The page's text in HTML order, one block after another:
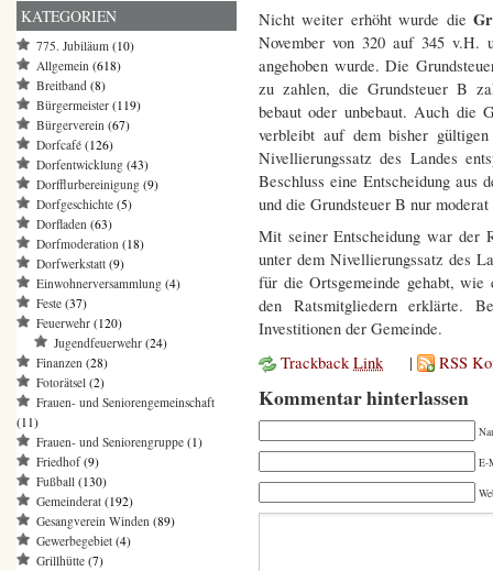
Nicht weiter erhöht wurde die
November von 320 auf 345 v.H.
angehoben wurde. Die
zu zahlen, die Grundsteuer B
bebaut oder unbebaut. Auch die
verbleibt auf dem bisher
Nivellierungssatz des Landes
Beschluss eine Entscheidung aus
und die Grundsteuer B nur
Mit seiner Entscheidung war der
unter dem Nivellierungssatz des
für die Ortsgemeinde gehabt, wie
den Ratsmitgliedern erklärte.
Investitionen der Gemeinde.
TrackbackLink | RSS
Kommentar hinterlassen
E-
KATEGORIEN
775. Jubiläum (10)
Allgemein (618)
Breitband (8)
Bürgermeister (119)
Bürgerverein (67)
Dorfcafé (126)
Dorfentwicklung (43)
Dorfflurbereinigung (9)
Dorfgeschichte (5)
Dorfladen (63)
Dorfmoderation (18)
Dorfwerkstatt (9)
Einwohnerversammlung (4)
Feste (37)
Feuerwehr (120)
Jugendfeuerwehr (24)
Finanzen (28)
Fotorätsel (2)
Frauen- und Seniorengemeinschaft
(11)
Frauen- und Seniorengruppe (1)
Friedhof(9)
Fußball (130)
Gemeinderat (192)
Gesangverein Winden (89)
Gewerbegebiet (4)
Grillhütte (7)